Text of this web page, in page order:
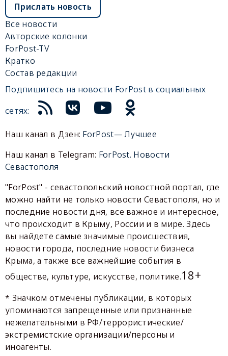
Прислать новость
Все новости
Авторские колонки
ForPost-TV
Кратко
Состав редакции
Подпишитесь на новости ForPost в социальных
сетях:
Наш канал в Дзен: ForPost— Лучшее
Наш канал в Telegram: ForPost. Новости
Севастополя
"ForPost" - севастопольский новостной портал, где
можно найти не только новости Севастополя, но и
последние новости дня, все важное и интересное,
что происходит в Крыму, России и в мире. Здесь
вы найдете самые значимые происшествия,
новости города, последние новости бизнеса
Крыма, а также все важнейшие события в
обществе, культуре, искусстве, политике.18+
* Значком отмечены публикации, в которых
упоминаются запрещенные или признанные
нежелательными в РФ/террористические/
экстремистские организации/персоны и
иноагенты.